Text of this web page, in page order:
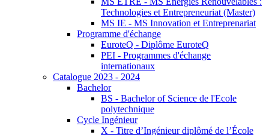
Technologies et Entrepreneuriat (Master)
MS IE - MS Innovation et Entreprenariat
Programme d'échange
EuroteQ - Diplôme EuroteQ
PEI - Programmes d'échange
internationaux
Catalogue 2023 - 2024
Bachelor
BS - Bachelor of Science de l'Ecole
polytechnique
Cycle Ingénieur
X - Titre d’Ingénieur diplômé de l’École